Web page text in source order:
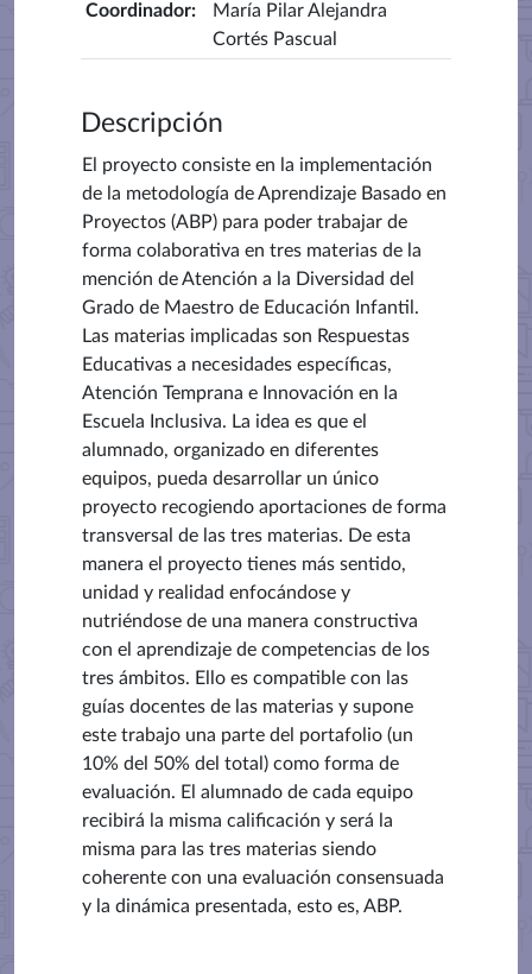
Coordinador:
María Pilar Alejandra
Cortés Pascual
Descripción
El proyecto consiste en la implementación
de la metodología de Aprendizaje Basado en
Proyectos (ABP) para poder trabajar de
forma colaborativa en tres materias de la
mención de Atención a la Diversidad del
Grado de Maestro de Educación Infantil.
Las materias implicadas son Respuestas
Educativas a necesidades específicas,
Atención Temprana e Innovación en la
Escuela Inclusiva. La idea es que el
alumnado, organizado en diferentes
equipos, pueda desarrollar un único
proyecto recogiendo aportaciones de forma
transversal de las tres materias. De esta
manera el proyecto tienes más sentido,
unidad y realidad enfocándose y
nutriéndose de una manera constructiva
con el aprendizaje de competencias de los
tres ámbitos. Ello es compatible con las
guías docentes de las materias y supone
este trabajo una parte del portafolio (un
10% del 50% del total) como forma de
evaluación. El alumnado de cada equipo
recibirá la misma calificación y será la
misma para las tres materias siendo
coherente con una evaluación consensuada
y la dinámica presentada, esto es, ABP.